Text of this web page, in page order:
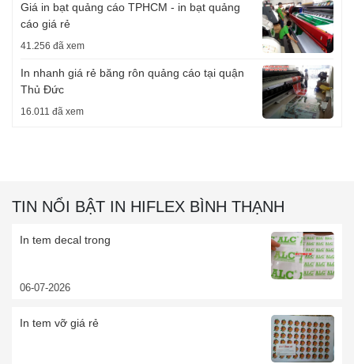
Giá in bạt quảng cáo TPHCM - in bạt quảng
cáo giá rẻ
41.256 đã xem
In nhanh giá rẻ băng rôn quảng cáo tại quận
Thủ Đức
16.011 đã xem
TIN NỔI BẬT IN HIFLEX BÌNH THẠNH
In tem decal trong
06-07-2026
In tem vỡ giá rẻ